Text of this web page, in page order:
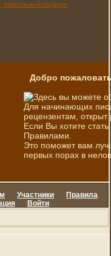
Добро
Здесь вы можете
Для начинающих
рецензентам, открыт
Если Вы хотите
Правилами.
Это поможет вам
первых порах в
Участники
Правила
Войти